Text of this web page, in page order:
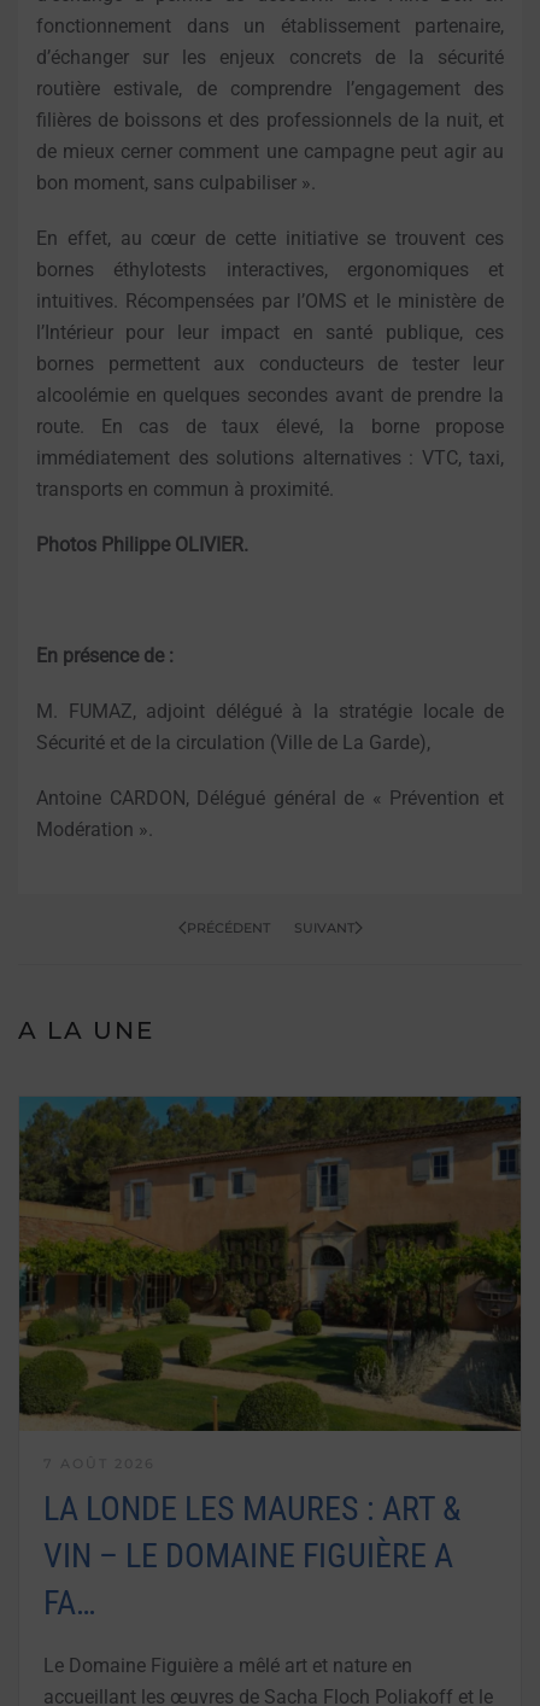
fonctionnement dans un établissement partenaire,
d’échanger sur les enjeux concrets de la sécurité
routière estivale, de comprendre l’engagement des
filières de boissons et des professionnels de la nuit, et
de mieux cerner comment une campagne peut agir au
bon moment, sans culpabiliser ».
En effet, au cœur de cette initiative se trouvent ces
bornes éthylotests interactives, ergonomiques et
intuitives. Récompensées par l’OMS et le ministère de
l’Intérieur pour leur impact en santé publique, ces
bornes permettent aux conducteurs de tester leur
alcoolémie en quelques secondes avant de prendre la
route. En cas de taux élevé, la borne propose
immédiatement des solutions alternatives : VTC, taxi,
transports en commun à proximité.
Photos Philippe OLIVIER.
En présence de :
M. FUMAZ, adjoint délégué à la stratégie locale de
Sécurité et de la circulation (Ville de La Garde),
Antoine CARDON, Délégué général de « Prévention et
Modération ».
PRÉCÉDENT SUIVANT
A LA UNE
LA LONDE LES MAURES : ART &
VIN – LE DOMAINE FIGUIÈRE A
FA…
Le Domaine Figuière a mêlé art et nature en
accueillant les œuvres de Sacha Floch Poliakoff et le